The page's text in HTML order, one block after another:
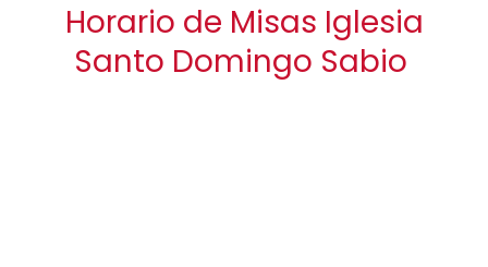
Horario de Misas Iglesia
Santo Domingo Sabio